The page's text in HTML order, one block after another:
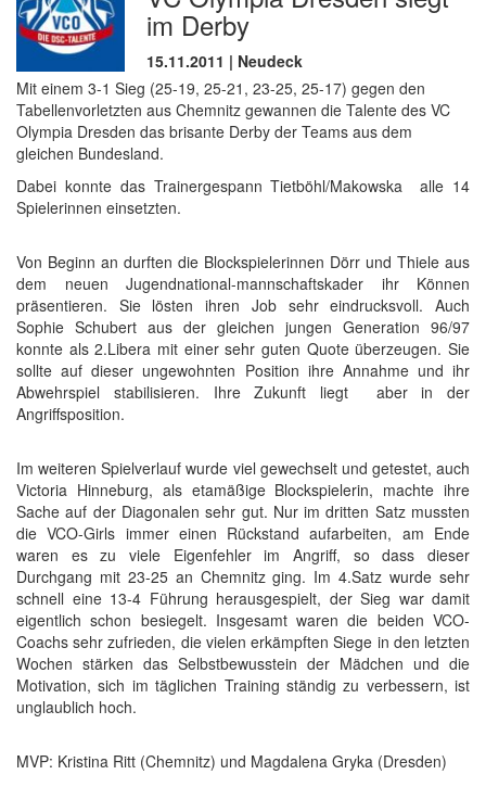
im Derby
15.11.2011 | Neudeck
Mit einem 3-1 Sieg (25-19, 25-21, 23-25, 25-17) gegen den
Tabellenvorletzten aus Chemnitz gewannen die Talente des VC
Olympia Dresden das brisante Derby der Teams aus dem
gleichen Bundesland.
Dabei konnte das Trainergespann Tietböhl/Makowska alle 14
Spielerinnen einsetzten.
Von Beginn an durften die Blockspielerinnen Dörr und Thiele aus
dem neuen Jugendnational-mannschaftskader ihr Können
präsentieren. Sie lösten ihren Job sehr eindrucksvoll. Auch
Sophie Schubert aus der gleichen jungen Generation 96/97
konnte als 2.Libera mit einer sehr guten Quote überzeugen. Sie
sollte auf dieser ungewohnten Position ihre Annahme und ihr
Abwehrspiel stabilisieren. Ihre Zukunft liegt aber in der
Angriffsposition.
Im weiteren Spielverlauf wurde viel gewechselt und getestet, auch
Victoria Hinneburg, als etamäßige Blockspielerin, machte ihre
Sache auf der Diagonalen sehr gut. Nur im dritten Satz mussten
die VCO-Girls immer einen Rückstand aufarbeiten, am Ende
waren es zu viele Eigenfehler im Angriff, so dass dieser
Durchgang mit 23-25 an Chemnitz ging. Im 4.Satz wurde sehr
schnell eine 13-4 Führung herausgespielt, der Sieg war damit
eigentlich schon besiegelt. Insgesamt waren die beiden VCO-
Coachs sehr zufrieden, die vielen erkämpften Siege in den letzten
Wochen stärken das Selbstbewusstein der Mädchen und die
Motivation, sich im täglichen Training ständig zu verbessern, ist
unglaublich hoch.
MVP: Kristina Ritt (Chemnitz) und Magdalena Gryka (Dresden)